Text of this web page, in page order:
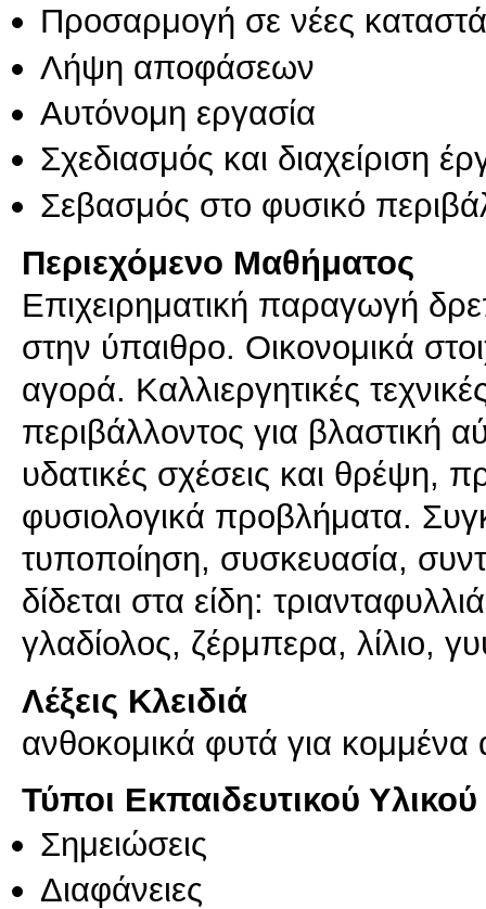
Προσαρμογή σε νέες
Λήψη αποφάσεων
Αυτόνομη εργασία
Σχεδιασμός και διαχείριση
Σεβασμός στο φυσικό
Περιεχόμενο Μαθήματος
Επιχειρηματική παραγωγή
στην ύπαιθρο. Οικονομικά
αγορά. Καλλιεργητικές
περιβάλλοντος για βλαστική
υδατικές σχέσεις και θρέψη,
φυσιολογικά προβλήματα.
τυποποίηση, συσκευασία,
δίδεται στα είδη:
γλαδίολος, ζέρμπερα, λίλιο,
Λέξεις Κλειδιά
ανθοκομικά φυτά για
Τύποι Εκπαιδευτικού Υλικού
Σημειώσεις
Διαφάνειες